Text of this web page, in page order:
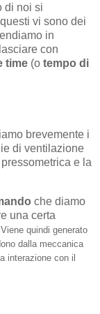
di noi si
vi sono dei
in
con
time (o tempo di
brevemente i
di ventilazione
e la
che diamo
una certa
quindi generato
dalla meccanica
interazione con il